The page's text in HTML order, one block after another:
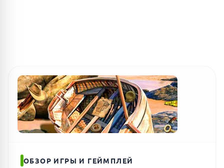
ОБЗОР ИГРЫ И ГЕЙМПЛЕЙ